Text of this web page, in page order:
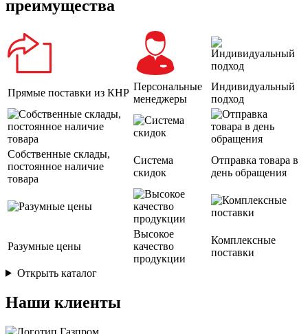
преимущества
Прямые поставки из КНР
Персональные
менеджеры
Индивидуальный
подход
Собственные склады,
постоянное наличие
товара
Система
скидок
Отправка товара в
день обращения
Разумные цены
Высокое
качество
продукции
Комплексные
поставки
Открыть каталог
Наши клиенты